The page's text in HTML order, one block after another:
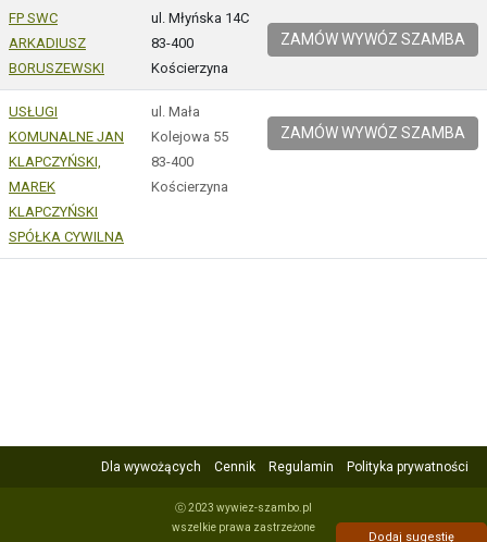
FP SWC
ARKADIUSZ
BORUSZEWSKI
ul. Młyńska 14C
83-400
Kościerzyna
ZAMÓW WYWÓZ SZAMBA
USŁUGI
KOMUNALNE JAN
KLAPCZYŃSKI,
MAREK
KLAPCZYŃSKI
SPÓŁKA CYWILNA
ul. Mała
Kolejowa 55
83-400
Kościerzyna
ZAMÓW WYWÓZ SZAMBA
Dla wywożących Cennik Regulamin Polityka prywatności
ⓒ 2023 wywiez-szambo.pl
wszelkie prawa zastrzeżone
Dodaj sugestię